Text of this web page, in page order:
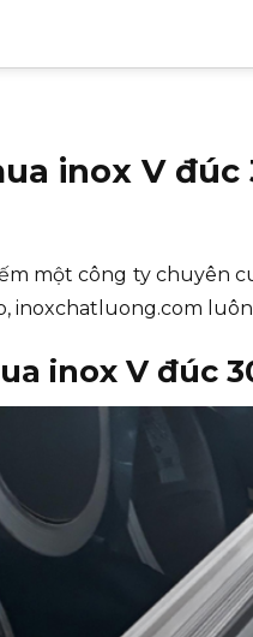
inox V
một công ty chuyên
inoxchatluong.com
inox V đúc